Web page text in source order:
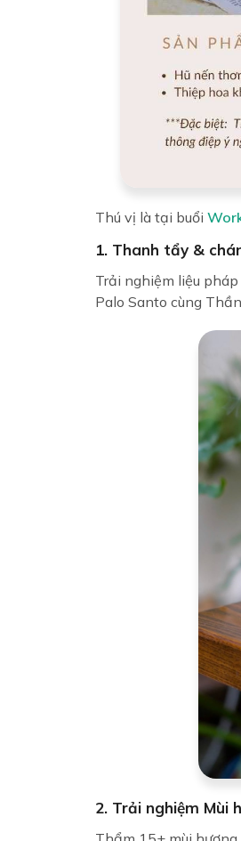
Thú vị là tại buổi
1. Thanh tẩy &
Trải nghiệm liệu
Palo Santo cùng
2. Trải nghiệm Mùi